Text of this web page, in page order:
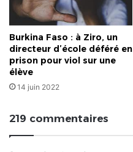
Burkina Faso : à Ziro, un
directeur d’école déféré en
prison pour viol sur une
élève
14 juin 2022
219 commentaires